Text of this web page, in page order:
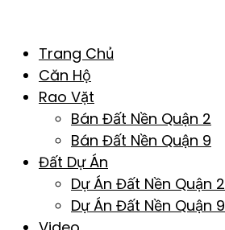
Trang Chủ
Căn Hộ
Rao Vặt
Bán Đất Nền Quận 2
Bán Đất Nền Quận 9
Đất Dự Án
Dự Án Đất Nền Quận 2
Dự Án Đất Nền Quận 9